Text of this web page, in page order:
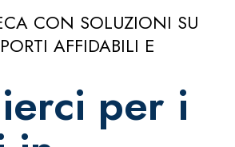
CON SOLUZIONI SU
AFFIDABILI E
per i